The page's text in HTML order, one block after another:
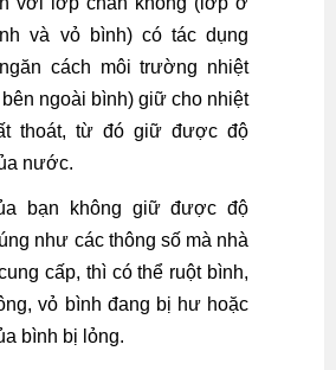
và vỏ bình) có tác dụng
cách môi trường nhiệt
bên ngoài bình) giữ cho nhiệt
thoát, từ đó giữ được độ
nước.
bạn không giữ được độ
như các thông số mà nhà
cấp, thì có thể ruột bình,
vỏ bình đang bị hư hoặc
bình bị lỏng.